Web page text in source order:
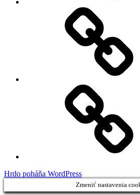
Hrdo poháňa WordPress
Zmeniť nastavenia